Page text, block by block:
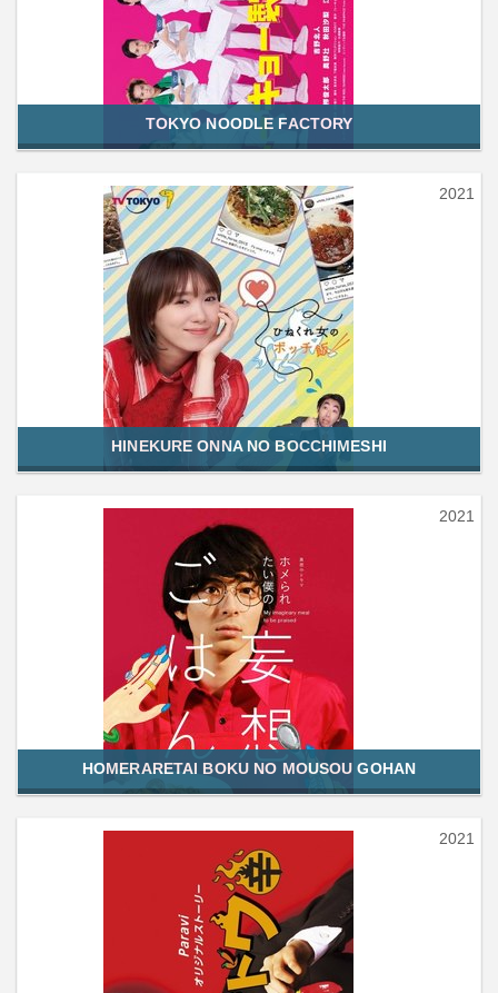
TOKYO NOODLE FACTORY
2021
HINEKURE ONNA NO BOCCHIMESHI
2021
HOMERARETAI BOKU NO MOUSOU GOHAN
2021